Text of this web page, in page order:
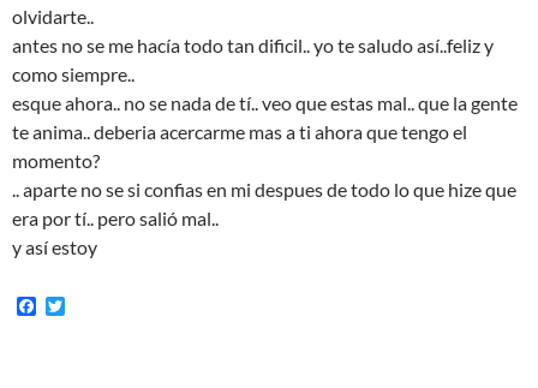
olvidarte..
antes no se me hacía todo tan dificil.. yo te saludo así..feliz y
como siempre..
esque ahora.. no se nada de tí.. veo que estas mal.. que la gente
te anima.. deberia acercarme mas a ti ahora que tengo el
momento?
.. aparte no se si confias en mi despues de todo lo que hize que
era por tí.. pero salió mal..
y así estoy
F